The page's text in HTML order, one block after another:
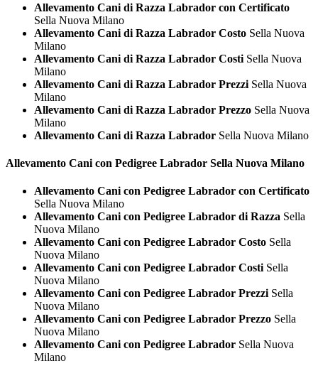
Allevamento Cani di Razza Labrador con Certificato
Sella Nuova Milano
Allevamento Cani di Razza Labrador Costo Sella Nuova
Milano
Allevamento Cani di Razza Labrador Costi Sella Nuova
Milano
Allevamento Cani di Razza Labrador Prezzi Sella Nuova
Milano
Allevamento Cani di Razza Labrador Prezzo Sella Nuova
Milano
Allevamento Cani di Razza Labrador Sella Nuova Milano
Allevamento Cani con Pedigree Labrador Sella Nuova Milano
Allevamento Cani con Pedigree Labrador con Certificato
Sella Nuova Milano
Allevamento Cani con Pedigree Labrador di Razza Sella
Nuova Milano
Allevamento Cani con Pedigree Labrador Costo Sella
Nuova Milano
Allevamento Cani con Pedigree Labrador Costi Sella
Nuova Milano
Allevamento Cani con Pedigree Labrador Prezzi Sella
Nuova Milano
Allevamento Cani con Pedigree Labrador Prezzo Sella
Nuova Milano
Allevamento Cani con Pedigree Labrador Sella Nuova
Milano